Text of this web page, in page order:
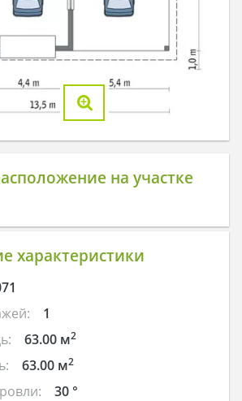
на участке
характеристики
1
63.00 м2
63.00 м2
30 °